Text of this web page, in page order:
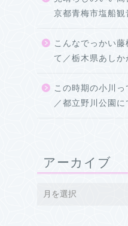
京都青梅市塩船観
こんなでっかい
て／栃木県あし
この時期の小川
／都立野川公園に
アーカイブ